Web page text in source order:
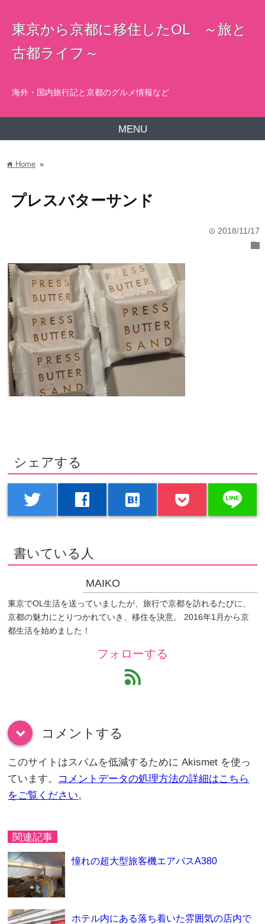
東京から京都に移住したOL ～旅と
古都ライフ～
海外・国内旅行記と京都のグルメ情報など
MENU
home Home »
プレスバターサンド
time 2018/11/17
folder
シェアする
twitter facebook hatenabookmark line
書いている人
MAIKO
東京でOL生活を送っていましたが、旅行で京都を訪れるたびに、
京都の魅力にとりつかれていき、移住を決意。 2016年1月から京
都生活を始めました！
フォローする
feed
down コメントする
このサイトはスパムを低減するために Akismet を使っ
ています。 コメントデータの処理方法の詳細はこちら
をご覧ください。
関連記事
憧れの超大型旅客機エアバスA380
ホテル内にある落ち着いた雰囲気の店内で